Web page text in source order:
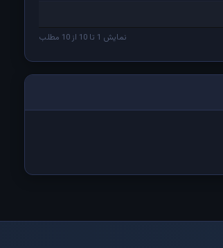
نمایش 1 تا 10 از 10 مطلب